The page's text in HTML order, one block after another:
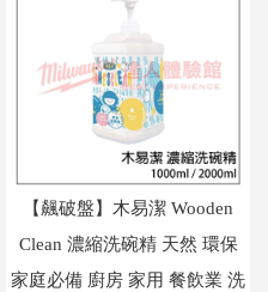
【飆破盤】木易潔 Wooden
Clean 濃縮洗碗精 天然 環保
家庭必備 廚房 家用 餐飲業 洗